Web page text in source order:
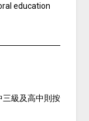
education
三級及高中則按